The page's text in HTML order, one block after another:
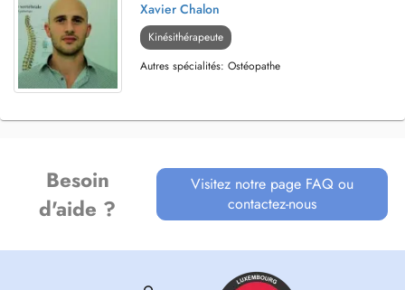
Xavier Chalon
Kinésithérapeute
Autres spécialités: Ostéopathe
Besoin
d'aide ?
Visitez notre page FAQ ou
contactez-nous